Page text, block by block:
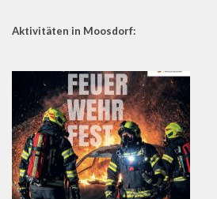
Aktivitäten in Moosdorf: